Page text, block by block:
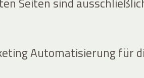
Automatisierung für